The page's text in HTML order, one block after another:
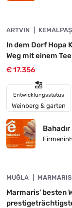
DRINGENDE
ARTVIN
In dem Dorf Hopa
Weg mit einem
€ 17.356
Entwicklungsstatus
Weinberg & garten
Bahadır
INVESTITION
MUĞLA MARMARIS
Marmaris' besten